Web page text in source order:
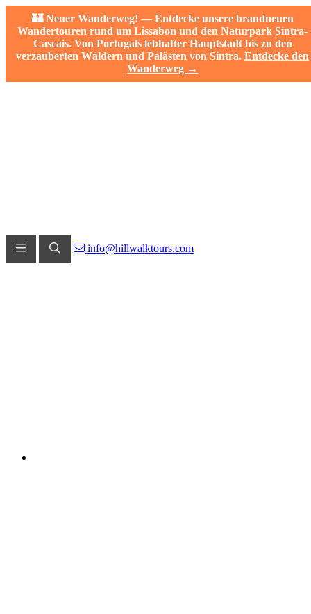
🏰 Neuer Wanderweg! — Entdecke unsere brandneuen
Wandertouren rund um Lissabon und den Naturpark Sintra-
Cascais. Von Portugals lebhafter Hauptstadt bis zu den
verzauberten Wäldern und Palästen von Sintra. Entdecke den
Wanderweg →
info@hillwalktours.com